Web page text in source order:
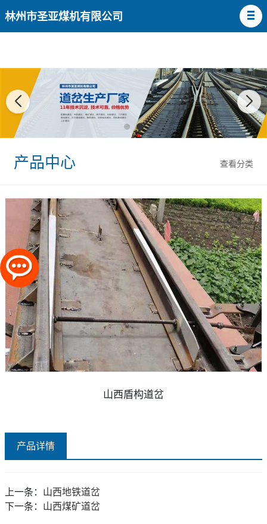
林州市圣亚煤机有限公司
查看分类
产品中心
山西盾构道岔
产品详情
上一条： 山西地铁道岔
下一条： 山西煤矿道岔